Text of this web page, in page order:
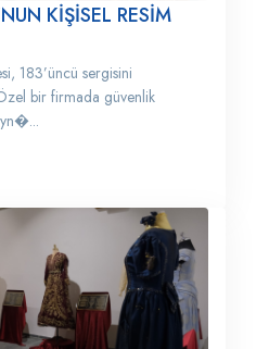
KİŞİSEL RESİM
183’üncü sergisini
bir firmada güvenlik